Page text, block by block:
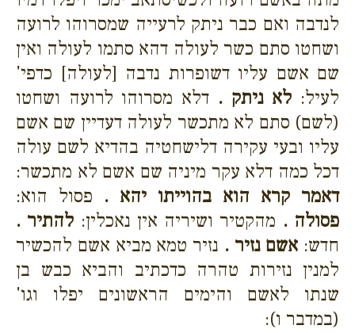
לנדבה ואם כבר ניתק לרעייה שמסרוהו לרועה
ושחטו סתם כשר לעולה דהא סתמו לעולה ואין
שם אשם עליו דשופרות נדבה [לעולה] כדפי'
לעיל: לא ניתק . דלא מסרוהו לרועה ושחטו
(לשם) סתם לא מתכשר לעולה דעדיין שם אשם
עליו ובעי עקירה דלישחטיה בהדיא לשם עולה
דכל כמה דלא עקר מיניה שם אשם לא מתכשר:
דאמר קרא הוא בהוייתו יהא . פסול הוא:
פסולה . מהקטיר ושיריה אין נאכלין: להתיר .
חדש: אשם נזיר . נזיר טמא מביא אשם להכשיר
למנין נזירות טהרה כדכתיב והביא כבש בן
שנתו לאשם והימים הראשונים יפלו וגו'
(במדבר ו):